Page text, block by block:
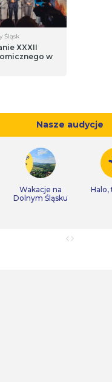
Śląsk
XXXII
w
Nasze audycje
Wakacje na
Dolnym Śląsku
Halo,